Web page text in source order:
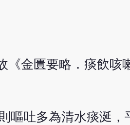
《金匱要略．痰飲咳
嘔吐多為清水痰涎